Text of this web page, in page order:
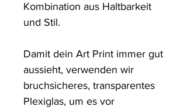
Kombination aus Haltbarkeit
und Stil.
Damit dein Art Print immer gut
aussieht, verwenden wir
bruchsicheres, transparentes
Plexiglas, um es vor